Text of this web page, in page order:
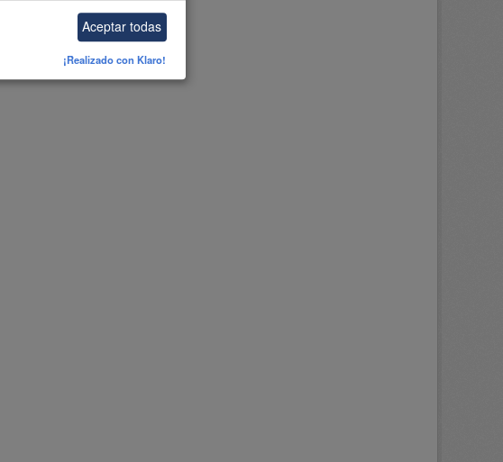
Aceptar todas
¡Realizado con Klaro!